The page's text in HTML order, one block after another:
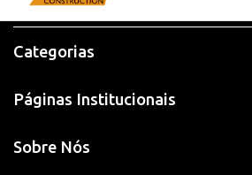
Categorias
Páginas Institucionais
Sobre Nós